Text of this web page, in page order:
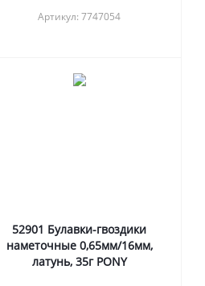
Артикул: 7747054
52901 Булавки-гвоздики
наметочные 0,65мм/16мм,
латунь, 35г PONY